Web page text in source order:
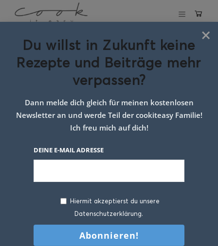
Baked Oatmeal mit
Beeren
sättigenden Frühstück ruft, istBaked
×
Du willst in Zukunft keine
Rezepte und Beiträge mehr
verpassen?
Dann melde dich gleich für meinen kostenlosen
Newsletter an und werde Teil der cookiteasy Familie!
Ich freu mich auf dich!
DEINE E-MAIL ADRESSE
Hiermit akzeptierst du unsere
Datenschutzerklärung.